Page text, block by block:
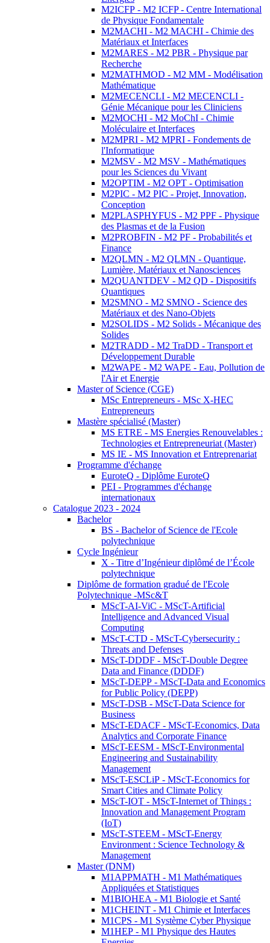
M2ICFP - M2 ICFP - Centre International
de Physique Fondamentale
M2MACHI - M2 MACHI - Chimie des
Matériaux et Interfaces
M2MARES - M2 PBR - Physique par
Recherche
M2MATHMOD - M2 MM - Modélisation
Mathématique
M2MECENCLI - M2 MECENCLI -
Génie Mécanique pour les Cliniciens
M2MOCHI - M2 MoChI - Chimie
Moléculaire et Interfaces
M2MPRI - M2 MPRI - Fondements de
l'Informatique
M2MSV - M2 MSV - Mathématiques
pour les Sciences du Vivant
M2OPTIM - M2 OPT - Optimisation
M2PIC - M2 PIC - Projet, Innovation,
Conception
M2PLASPHYFUS - M2 PPF - Physique
des Plasmas et de la Fusion
M2PROBFIN - M2 PF - Probabilités et
Finance
M2QLMN - M2 QLMN - Quantique,
Lumière, Matériaux et Nanosciences
M2QUANTDEV - M2 QD - Dispositifs
Quantiques
M2SMNO - M2 SMNO - Science des
Matériaux et des Nano-Objets
M2SOLIDS - M2 Solids - Mécanique des
Solides
M2TRADD - M2 TraDD - Transport et
Développement Durable
M2WAPE - M2 WAPE - Eau, Pollution de
l'Air et Energie
Master of Science (CGE)
MSc Entrepreneurs - MSc X-HEC
Entrepreneurs
Mastère spécialisé (Master)
MS ETRE - MS Energies Renouvelables :
Technologies et Entrepreneuriat (Master)
MS IE - MS Innovation et Entreprenariat
Programme d'échange
EuroteQ - Diplôme EuroteQ
PEI - Programmes d'échange
internationaux
Catalogue 2023 - 2024
Bachelor
BS - Bachelor of Science de l'Ecole
polytechnique
Cycle Ingénieur
X - Titre d’Ingénieur diplômé de l’École
polytechnique
Diplôme de formation gradué de l'Ecole
Polytechnique -MSc&T
MScT-AI-ViC - MScT-Artificial
Intelligence and Advanced Visual
Computing
MScT-CTD - MScT-Cybersecurity :
Threats and Defenses
MScT-DDDF - MScT-Double Degree
Data and Finance (DDDF)
MScT-DEPP - MScT-Data and Economics
for Public Policy (DEPP)
MScT-DSB - MScT-Data Science for
Business
MScT-EDACF - MScT-Economics, Data
Analytics and Corporate Finance
MScT-EESM - MScT-Environmental
Engineering and Sustainability
Management
MScT-ESCLiP - MScT-Economics for
Smart Cities and Climate Policy
MScT-IOT - MScT-Internet of Things :
Innovation and Management Program
(IoT)
MScT-STEEM - MScT-Energy
Environment : Science Technology &
Management
Master (DNM)
M1APPMATH - M1 Mathématiques
Appliquées et Statistiques
M1BIOHEA - M1 Biologie et Santé
M1CHEINT - M1 Chimie et Interfaces
M1CPS - M1 Système Cyber Physique
M1HEP - M1 Physique des Hautes